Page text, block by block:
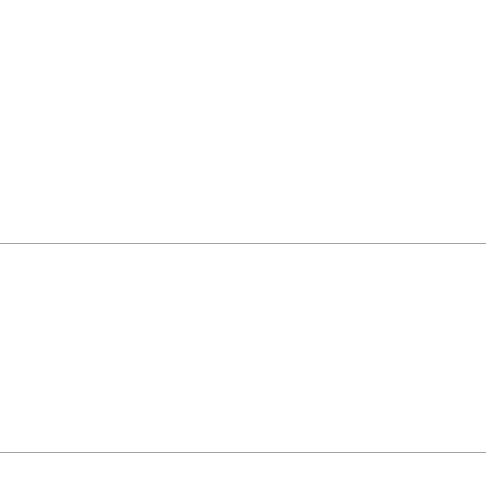
نجح في ما يريد إيصاله ولكن ليس كل القراء يستقبلون نفس